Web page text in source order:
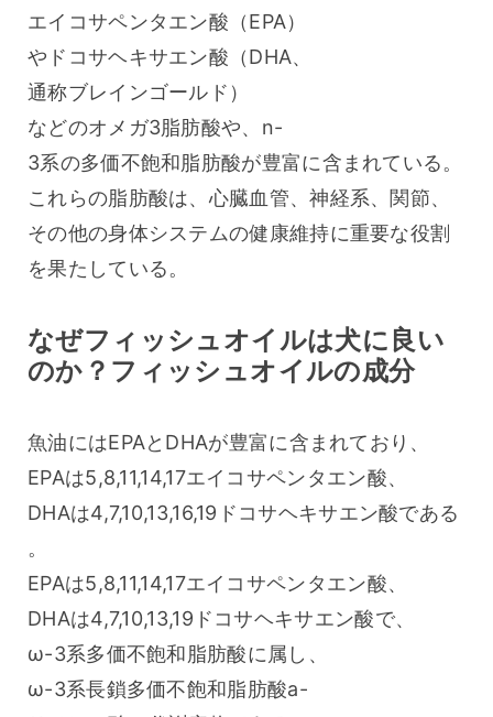
エイコサペンタエン酸（EPA）
やドコサヘキサエン酸（DHA、
通称ブレインゴールド）
などのオメガ3脂肪酸や、n-
3系の多価不飽和脂肪酸が豊富に含まれている。
これらの脂肪酸は、心臓血管、神経系、関節、
その他の身体システムの健康維持に重要な役割
を果たしている。
なぜフィッシュオイルは犬に良い
のか？フィッシュオイルの成分
魚油にはEPAとDHAが豊富に含まれており、
EPAは5,8,11,14,17エイコサペンタエン酸、
DHAは4,7,10,13,16,19ドコサヘキサエン酸である
。
EPAは5,8,11,14,17エイコサペンタエン酸、
DHAは4,7,10,13,19ドコサヘキサエン酸で、
ω-3系多価不飽和脂肪酸に属し、
ω-3系長鎖多価不飽和脂肪酸a-